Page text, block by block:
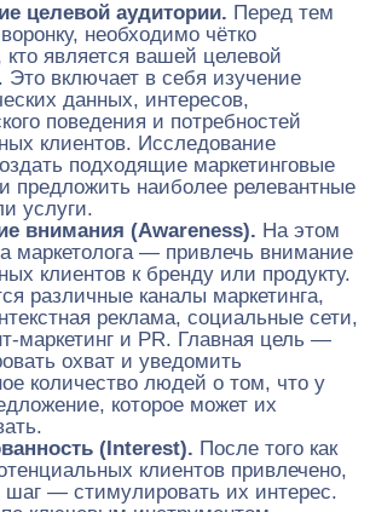
целевой аудитории. Перед тем
необходимо чётко
кто является вашей целевой
Это включает в себя изучение
данных, интересов,
поведения и потребностей
клиентов. Исследование
подходящие маркетинговые
предложить наиболее релевантные
услуги.
внимания (Awareness). На этом
маркетолога — привлечь внимание
клиентов к бренду или продукту.
различные каналы маркетинга,
реклама, социальные сети,
маркетинг и PR. Главная цель —
охват и уведомить
количество людей о том, что у
которое может их
(Interest). После того как
клиентов привлечено,
— стимулировать их интерес.